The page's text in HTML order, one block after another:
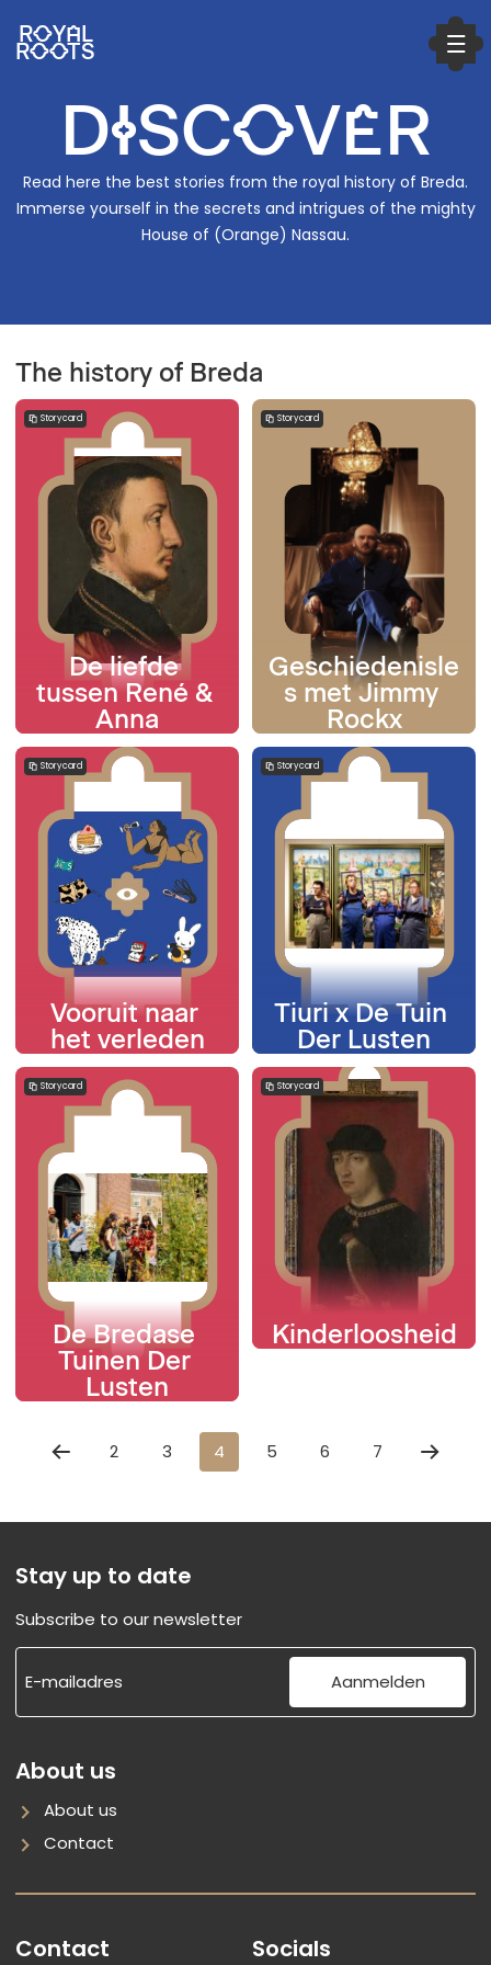
ROYAL
ROOTS
DISCOVER
Read here the best stories from the royal history of Breda.
Immerse yourself in the secrets and intrigues of the mighty
House of (Orange) Nassau.
The history of Breda
Storycard
De liefde
tussen René &
Anna
Storycard
Geschiedenisle
s met Jimmy
Rockx
Storycard
Vooruit naar
het verleden
Storycard
Tiuri x De Tuin
Der Lusten
Storycard
De Bredase
Tuinen Der
Lusten
Storycard
Kinderloosheid
Previous
2 3 4 5 6 7
Next
About us
About us
Contact
Contact
Stay up to date
Subscribe to our newsletter
Aanmelden
Socials